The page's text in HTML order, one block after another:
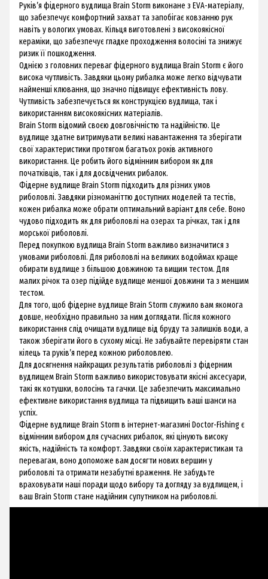
Руків’я фідерного вудлища Brain Storm виконане з EVA-матеріалу,
що забезпечує комфортний захват та запобігає ковзанню рук
навіть у вологих умовах. Кільця виготовлені з високоякісної
кераміки, що забезпечує гладке проходження волосіні та знижує
ризик її пошкодження.
Однією з головних переваг фідерного вудлища Brain Storm є його
висока чутливість. Завдяки цьому рибалка може легко відчувати
найменші клювання, що значно підвищує ефективність лову.
Чутливість забезпечується як конструкцією вудлища, так і
використанням високоякісних матеріалів.
Brain Storm відомий своєю довговічністю та надійністю. Це
вудлище здатне витримувати великі навантаження та зберігати
свої характеристики протягом багатьох років активного
використання. Це робить його відмінним вибором як для
початківців, так і для досвідчених рибалок.
Фідерне вудлище Brain Storm підходить для різних умов
риболовлі. Завдяки різноманіттю доступних моделей та тестів,
кожен рибалка може обрати оптимальний варіант для себе. Воно
чудово підходить як для риболовлі на озерах та річках, так і для
морської риболовлі.
Перед покупкою вудлища Brain Storm важливо визначитися з
умовами риболовлі. Для риболовлі на великих водоймах краще
обирати вудлище з більшою довжиною та вищим тестом. Для
малих річок та озер підійде вудлище меншої довжини та з меншим
тестом.
Для того, щоб фідерне вудлище Brain Storm служило вам якомога
довше, необхідно правильно за ним доглядати. Після кожного
використання слід очищати вудлище від бруду та залишків води, а
також зберігати його в сухому місці. Не забувайте перевіряти стан
кілець та руків’я перед кожною риболовлею.
Для досягнення найкращих результатів риболовлі з фідерним
вудлищем Brain Storm важливо використовувати якісні аксесуари,
такі як котушки, волосінь та гачки. Це забезпечить максимально
ефективне використання вудлища та підвищить ваші шанси на
успіх.
Фідерне вудлище Brain Storm в інтернет-магазині Doctor-Fishing є
відмінним вибором для сучасних рибалок, які цінують високу
якість, надійність та комфорт. Завдяки своїм характеристикам та
перевагам, воно допоможе вам досягти нових вершин у
риболовлі та отримати незабутні враження. Не забудьте
враховувати наші поради щодо вибору та догляду за вудлищем, і
ваш Brain Storm стане надійним супутником на риболовлі.